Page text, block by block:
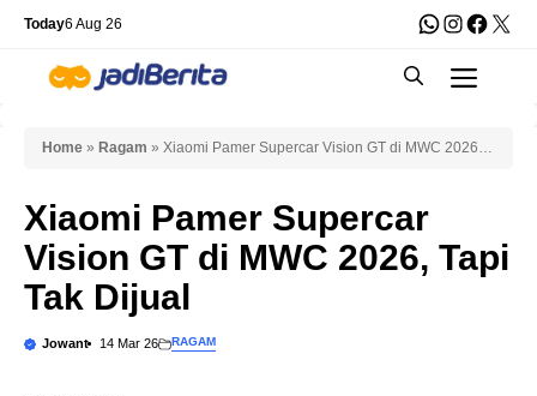
Skip
content
Today6 Aug 26 WhatsApp
X
Home » Ragam » Xiaomi Pamer Supercar Vision GT di MWC 2026,
Xiaomi Pamer Supercar
Vision GT di MWC 2026, Tapi
Tak Dijual
Jowant 14 Mar 26 RAGAM